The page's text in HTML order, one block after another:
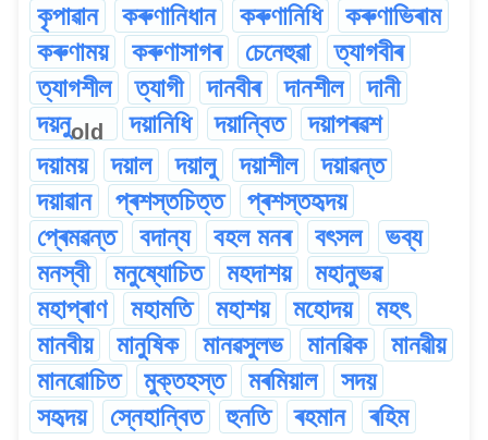
কৃপাৱান
কৰুণানিধান কৰুণানিধি
কৰুণাভিৰাম
কৰুণাময়
কৰুণাসাগৰ চেনেহুৱা
ত্যাগবীৰ
ত্যাগশীল
ত্যাগী দানবীৰ দানশীল
দানী
দয়নুold দয়ানিধি দয়ান্বিত
দয়াপৰৱশ
দয়াময়
দয়াল দয়ালু দয়াশীল
দয়াৱন্ত
দয়াৱান
প্ৰশস্তচিত্ত
প্ৰশস্তহৃদয়
প্ৰেমৱন্ত
বদান্য বহল মনৰ বৎসল
ভব্য
মনস্বী
মনুষ্যোচিত মহদাশয়
মহানুভৱ
মহাপ্ৰাণ
মহামতি মহাশয় মহোদয়
মহৎ
মানবীয়
মানুষিক মানৱসুলভ মানৱিক
মানৱীয়
মানৱোচিত
মুক্তহস্ত মৰমিয়াল
সদয়
সহৃদয়
স্নেহান্বিত হুনতি ৰহমান ৰহিম